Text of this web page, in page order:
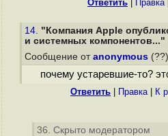
Ответить Правка|
14. "Компания Apple
и системных компонентов..."
Сообщение от anonymous
почему устаревшие-то?
Ответить Правка| К
36. Скрыто модератором